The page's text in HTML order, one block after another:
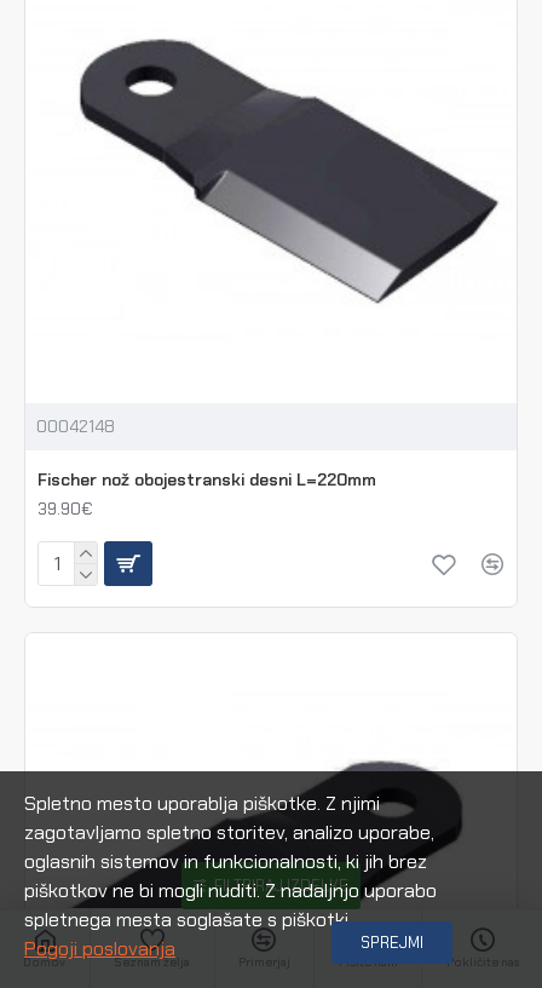
00042148
Fischer nož obojestranski desni L=220mm
39.90€
Domov Seznam želja Pišite nam Pokličite nas
SPREJMI
Spletno mesto uporablja piškotke. Z njimi
zagotavljamo spletno storitev, analizo uporabe,
oglasnih sistemov in funkcionalnosti, ki jih brez
piškotkov ne bi mogli nuditi. Z nadaljnjo uporabo
spletnega mesta soglašate s piškotki.
Pogoji poslovanja
FILTRIRAJ IZDELKE